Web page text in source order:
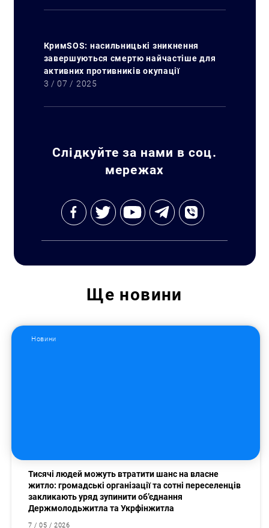
КримSOS: насильницькі зникнення
завершуються смертю найчастіше для
активних противників окупації
3 / 07 / 2025
Слідкуйте за нами в соц.
мережах
Ще новини
Новини
Тисячі людей можуть втратити шанс на власне
житло: громадські організації та сотні переселенців
закликають уряд зупинити об’єднання
Держмолодьжитла та Укрфінжитла
7 / 05 / 2026